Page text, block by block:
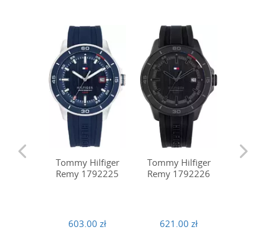
Tommy Hilfiger
Remy 1792225
603.00 zł
Tommy Hilfiger
Remy 1792226
621.00 zł